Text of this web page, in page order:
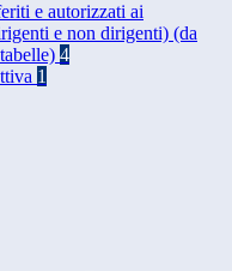
e autorizzati ai
e non dirigenti) (da
4
1